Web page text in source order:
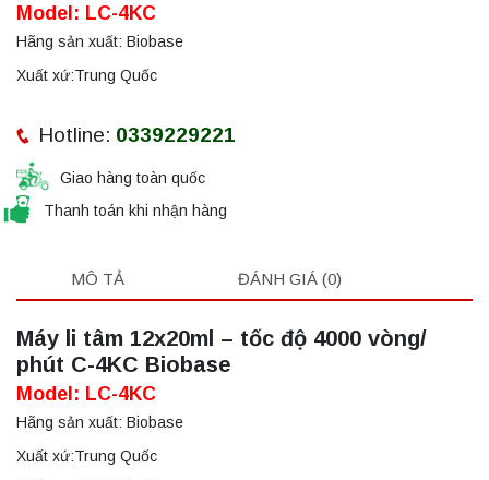
Model: LC-4KC
Hãng sản xuất: Biobase
Xuất xứ:Trung Quốc
Hotline: 0339229221
Giao hàng toàn quốc
Thanh toán khi nhận hàng
MÔ TẢ ĐÁNH GIÁ (0)
Máy li tâm 12x20ml – tốc độ 4000 vòng/
phút C-4KC Biobase
Model: LC-4KC
Hãng sản xuất: Biobase
Xuất xứ:Trung Quốc